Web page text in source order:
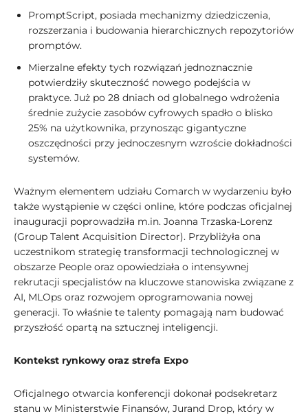
PromptScript, posiada mechanizmy dziedziczenia,
rozszerzania i budowania hierarchicznych repozytoriów
promptów.
Mierzalne efekty tych rozwiązań jednoznacznie
potwierdziły skuteczność nowego podejścia w
praktyce. Już po 28 dniach od globalnego wdrożenia
średnie zużycie zasobów cyfrowych spadło o blisko
25% na użytkownika, przynosząc gigantyczne
oszczędności przy jednoczesnym wzroście dokładności
systemów.
Ważnym elementem udziału Comarch w wydarzeniu było
także wystąpienie w części online, które podczas oficjalnej
inauguracji poprowadziła m.in. Joanna Trzaska-Lorenz
(Group Talent Acquisition Director). Przybliżyła ona
uczestnikom strategię transformacji technologicznej w
obszarze People oraz opowiedziała o intensywnej
rekrutacji specjalistów na kluczowe stanowiska związane z
AI, MLOps oraz rozwojem oprogramowania nowej
generacji. To właśnie te talenty pomagają nam budować
przyszłość opartą na sztucznej inteligencji.
Kontekst rynkowy oraz strefa Expo
Oficjalnego otwarcia konferencji dokonał podsekretarz
stanu w Ministerstwie Finansów, Jurand Drop, który w